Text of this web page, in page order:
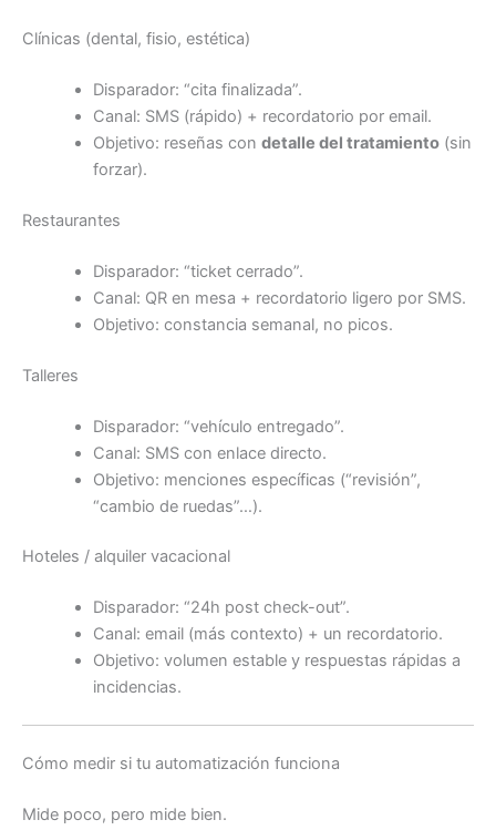
Clínicas (dental, fisio, estética)
Disparador: “cita finalizada”.
Canal: SMS (rápido) + recordatorio por email.
Objetivo: reseñas con detalle del tratamiento(sin
forzar).
Restaurantes
Disparador: “ticket cerrado”.
Canal: QR en mesa + recordatorio ligero por SMS.
Objetivo: constancia semanal, no picos.
Talleres
Disparador: “vehículo entregado”.
Canal: SMS con enlace directo.
Objetivo: menciones específicas (“revisión”,
“cambio de ruedas”…).
Hoteles / alquiler vacacional
Disparador: “24h post check-out”.
Canal: email (más contexto) + un recordatorio.
Objetivo: volumen estable y respuestas rápidas a
incidencias.
Cómo medir si tu automatización funciona
Mide poco, pero mide bien.